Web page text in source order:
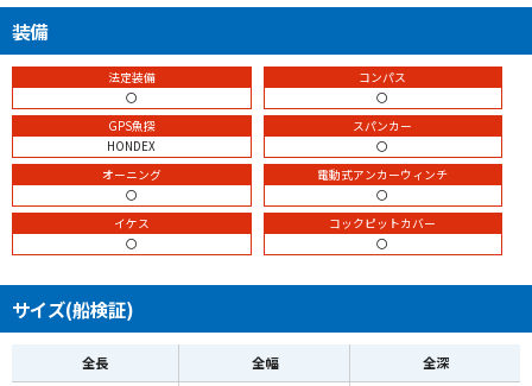
装備
法定装備
〇
コンパス
〇
GPS魚探
HONDEX
スパンカー
〇
オーニング
〇
電動式アンカーウィンチ
〇
イケス
〇
コックピットカバー
〇
サイズ(船検証)
全長 全幅 全深